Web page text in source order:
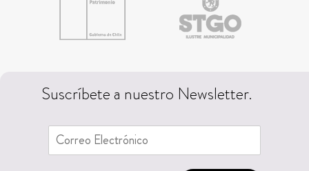
Suscríbete a nuestro Newsletter.